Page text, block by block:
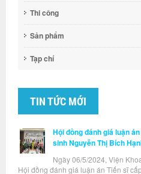
Thi công
Sản phẩm
Tạp chí
TIN TỨC MỚI
Hội đồng đánh giá luận
sinh Nguyễn Thị Bích
Ngày 06/5/2024, Viện
Hội đồng đánh giá luận án Tiến sĩ